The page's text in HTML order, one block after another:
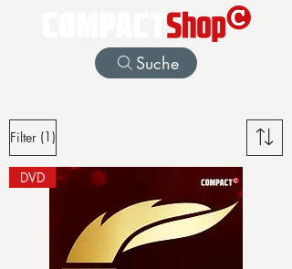
Suche
Filter (1)
DVD